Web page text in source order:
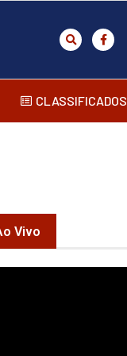
CLASSIFICADOS
Vivo